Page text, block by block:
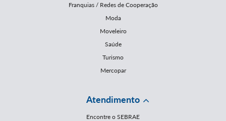
Franquias / Redes de Cooperação
Moda
Moveleiro
Saúde
Turismo
Mercopar
Atendimento
Encontre o SEBRAE